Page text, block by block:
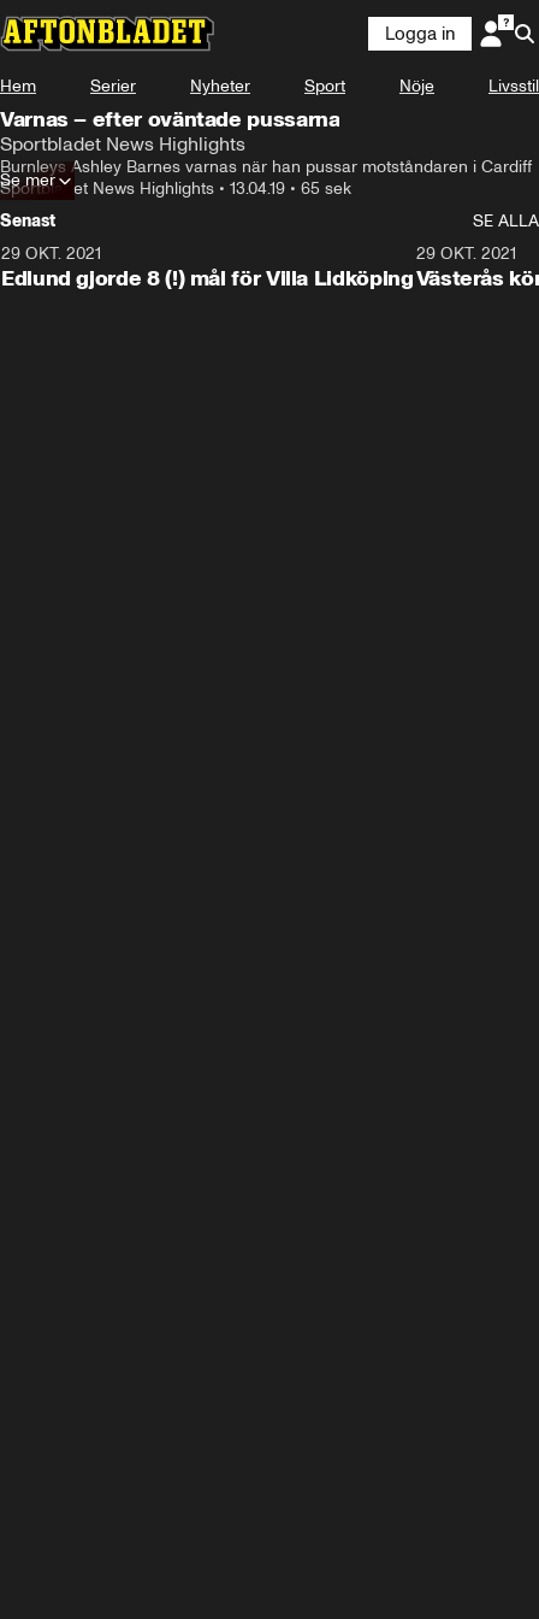
Logga in
Hem Serier Nyheter Sport Nöje Livsstil
Varnas – efter oväntade pussarna
Sportbladet News Highlights
Burnleys Ashley Barnes varnas när han pussar motståndaren i Cardiff
Sportbladet News Highlights • 13.04.19 • 65 sek
Se mer
Senast
SE ALLA
29 OKT. 2021
Edlund gjorde 8 (!) mål för Villa Lidköping
29 OKT. 2021
Västerås